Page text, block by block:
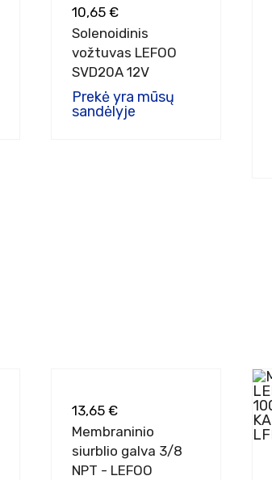
10,65 €
Solenoidinis
vožtuvas LEFOO
SVD20A 12V
Prekė yra mūsų
sandėlyje
13,65 €
Membraninio
siurblio galva 3/8
NPT - LEFOO